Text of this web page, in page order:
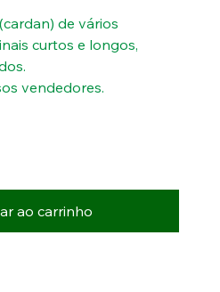
de vários
curtos e longos,
vendedores.
ao carrinho